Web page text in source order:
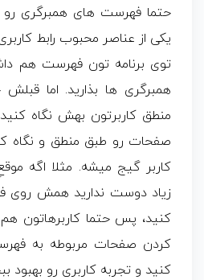
حتما فهرست های همبرگری
یکی از عناصر محبوب رابط
توی برنامه تون فهرست هم
همبرگری ها بذارید. اما قبلش
منطق کاربرتون بهش نگاه
صفحات رو طبق منطق و نگاه
کاربر گیج میشه. مثلا اگه
زیاد دوست ندارید همش روی
کنید، پس حتما کاربرهاتون
کردن صفحات مربوطه به
کنید و تجربه کاربری رو بهبود